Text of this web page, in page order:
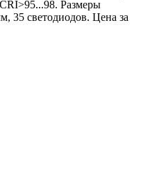
Размеры
35 светодиодов. Цена за